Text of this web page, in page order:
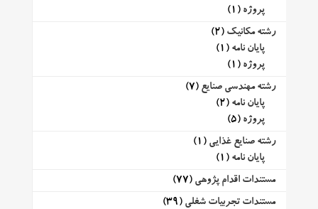
پروژه (1)
رشته مکانیک (2)
پایان نامه (1)
پروژه (1)
رشته مهندسی صنایع (7)
پایان نامه (2)
پروژه (5)
رشته صنایع غذایی (1)
پایان نامه (1)
مستندات اقدام پژوهی (77)
مستندات تجربیات شغلی (39)